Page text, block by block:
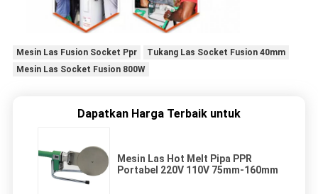
Mesin Las Fusion Socket Ppr
Tukang Las Socket Fusion 40mm
Mesin Las Socket Fusion 800W
Dapatkan Harga Terbaik untuk
Mesin Las Hot Melt Pipa PPR
Portabel 220V 110V 75mm-160mm